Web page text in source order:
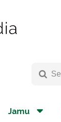
Jamu